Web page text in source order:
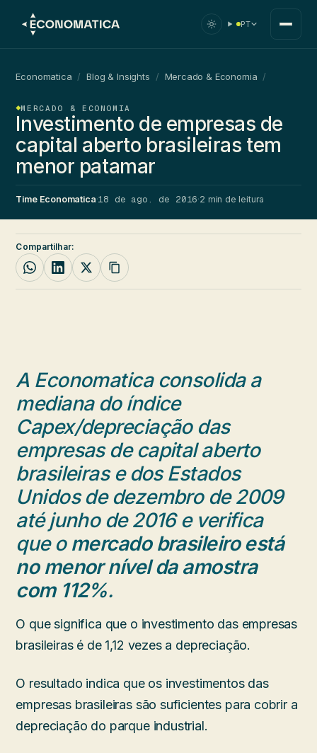
PT
Economatica / Blog & Insights / Mercado & Economia /
MERCADO & ECONOMIA
Investimento de empresas de
capital aberto brasileiras tem
menor patamar
Time Economatica·18 de ago. de 2016·2 min de leitura
Compartilhar:
A Economatica consolida a
mediana do índice
Capex/depreciação das
empresas de capital aberto
brasileiras e dos Estados
Unidos de dezembro de 2009
até junho de 2016 e verifica
que o mercado brasileiro está
no menor nível da amostra
com 112%.
O que significa que o investimento das empresas
brasileiras é de 1,12 vezes a depreciação.
O resultado indica que os investimentos das
empresas brasileiras são suficientes para cobrir a
depreciação do parque industrial.